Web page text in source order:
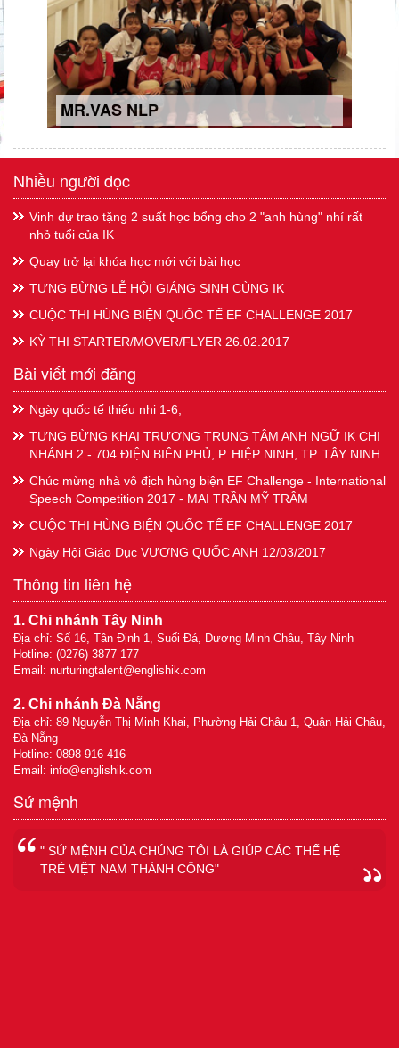
MR.VAS NLP
Nhiều người đọc
Vinh dự trao tặng 2 suất học bổng cho 2 "anh hùng" nhí rất
nhỏ tuổi của IK
Quay trở lại khóa học mới với bài học
TƯNG BỪNG LỄ HỘI GIÁNG SINH CÙNG IK
CUỘC THI HÙNG BIỆN QUỐC TẾ EF CHALLENGE 2017
KỲ THI STARTER/MOVER/FLYER 26.02.2017
Bài viết mới đăng
Ngày quốc tế thiếu nhi 1-6,
TƯNG BỪNG KHAI TRƯƠNG TRUNG TÂM ANH NGỮ IK CHI
NHÁNH 2 - 704 ĐIỆN BIÊN PHỦ, P. HIỆP NINH, TP. TÂY NINH
Chúc mừng nhà vô địch hùng biện EF Challenge - International
Speech Competition 2017 - MAI TRẦN MỸ TRÂM
CUỘC THI HÙNG BIỆN QUỐC TẾ EF CHALLENGE 2017
Ngày Hội Giáo Dục VƯƠNG QUỐC ANH 12/03/2017
Thông tin liên hệ
1. Chi nhánh Tây Ninh
Địa chỉ: Số 16, Tân Định 1, Suối Đá, Dương Minh Châu, Tây Ninh
Hotline: (0276) 3877 177
Email: nurturingtalent@englishik.com
2. Chi nhánh Đà Nẵng
Địa chỉ: 89 Nguyễn Thị Minh Khai, Phường Hải Châu 1, Quận Hải Châu,
Đà Nẵng
Hotline: 0898 916 416
Email: info@englishik.com
Sứ mệnh
" SỨ MỆNH CỦA CHÚNG TÔI LÀ GIÚP CÁC THẾ HỆ
TRẺ VIỆT NAM THÀNH CÔNG"